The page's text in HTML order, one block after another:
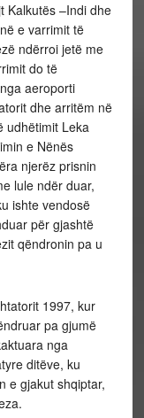
Kalkutës –Indi dhe
e varrimit të
ndërroi jetë me
do të
aeroporti
dhe arritëm në
udhëtimit Leka
e Nënës
njerëz prisnin
lule ndër duar,
ishte vendosë
për gjashtë
qëndronin pa u
1997, kur
pa gjumë
nga
ditëve, ku
e gjakut shqiptar,